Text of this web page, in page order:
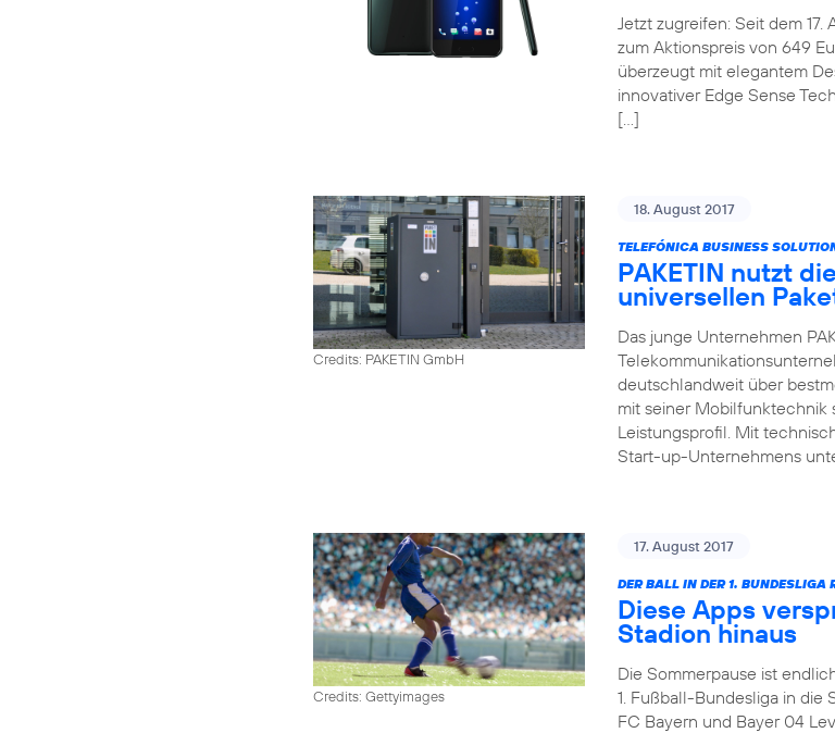
Jetzt zugreifen: Seit dem
zum Aktionspreis von 649
überzeugt mit elegantem
innovativer Edge Sense
[…]
Credits: PAKETIN GmbH
18. August 2017
TELEFÓNICA BUSINESS
PAKETIN nutzt
universellen
Das junge Unternehmen
deutschlandweit über
mit seiner Mobilfunktechnik
Leistungsprofil. Mit
Start-up-Unternehmens
Credits: Gettyimages
17. August 2017
DER BALL IN DER 1. BUNDESLIGA
Diese Apps
Stadion hinaus
Die Sommerpause ist
1. Fußball-Bundesliga in die
FC Bayern und Bayer 04